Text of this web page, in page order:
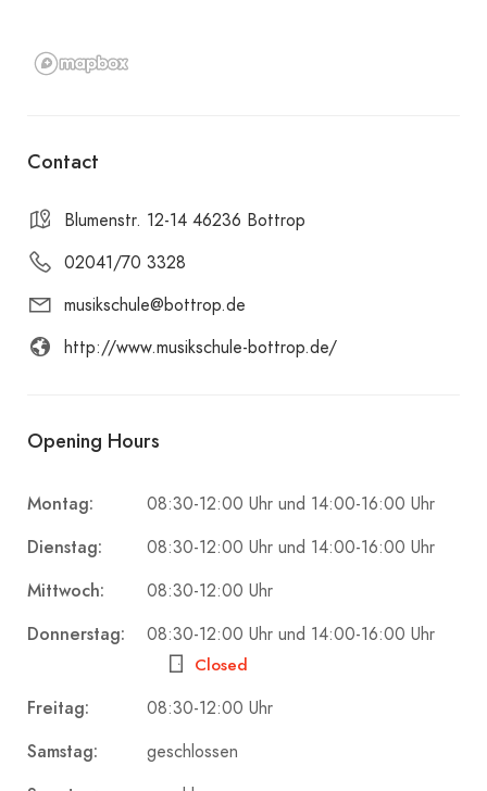
Contact
Blumenstr. 12-14 46236 Bottrop
02041/70 3328
musikschule@bottrop.de
http://www.musikschule-bottrop.de/
Opening Hours
Montag: 08:30-12:00 Uhr und 14:00-16:00 Uhr
Dienstag: 08:30-12:00 Uhr und 14:00-16:00 Uhr
Mittwoch: 08:30-12:00 Uhr
Donnerstag:
08:30-12:00 Uhr und 14:00-16:00 Uhr
Closed
Freitag: 08:30-12:00 Uhr
Samstag: geschlossen